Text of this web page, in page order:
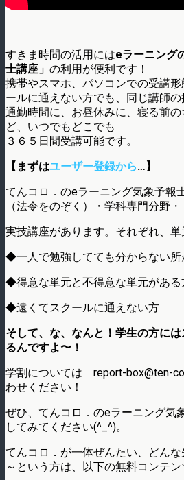
すきま時間の活用にはeラーニング
士講座」 の利用が便利です！
携帯やスマホ、パソコンでの受講
ールに通えない方でも、同じ講師の
通勤時間に、お昼休みに、寝る前
ど、いつでもどこでも
３６５日間受講可能です。
【まずはユーザー登録から…】
てんコロ．のeラーニング気象予報
（法令をのぞく）・学科専門分野・
実技講座があります。それぞれ、単
◆一人で勉強してても分からない所
◆得意な単元と不得意な単元がある
◆遠くてスクールに通えない方
そして、な、なんと！学生の方に
るんですよ〜！
学割については report-box@ten-
わせください！
ぜひ、てんコロ．のeラーニング気
してみてください(^_^)。
てんコロ．が一体ぜんたい、どん
～という方は、以下の無料コンテン